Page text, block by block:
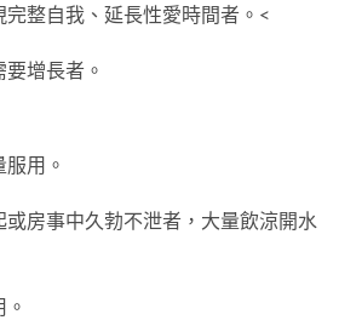
整自我、延長性愛時間者。 <
增長者。
用。
或房事中久勃不泄者，大量飲涼開水